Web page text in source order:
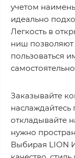
учетом
идеально
Легкость в
ниш позволяют
пользоваться
Заказывайте
откладывайте
нужно
Выбирая LION